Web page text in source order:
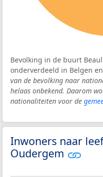
Bevolking in de buurt
onderverdeeld in Belgen
van de bevolking naar
helaas onbekend. Daarom
nationaliteiten voor de
Inwoners naar
Oudergem